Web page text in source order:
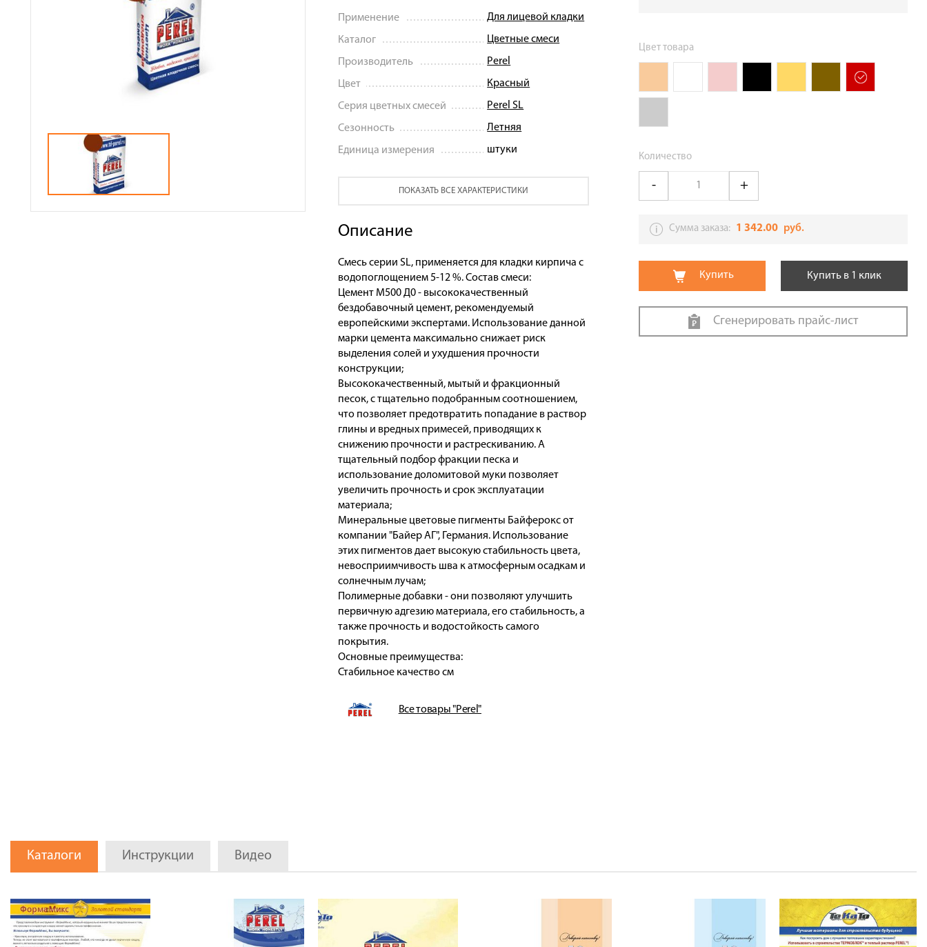
Применение Для лицевой кладки
Каталог Цветные смеси
Производитель Perel
Цвет Красный
Серия цветных смесей Perel SL
Сезонность Летняя
Единица измерения штуки
ПОКАЗАТЬ ВСЕ ХАРАКТЕРИСТИКИ
Описание
Смесь серии SL, применяется для кладки кирпича с
водопоглощением 5-12 %. Состав смеси:
Цемент М500 Д0 - высококачественный
бездобавочный цемент, рекомендуемый
европейскими экспертами. Использование данной
марки цемента максимально снижает риск
выделения солей и ухудшения прочности
конструкции;
Высококачественный, мытый и фракционный
песок, с тщательно подобранным соотношением,
что позволяет предотвратить попадание в раствор
глины и вредных примесей, приводящих к
снижению прочности и растрескиванию. А
тщательный подбор фракции песка и
использование доломитовой муки позволяет
увеличить прочность и срок эксплуатации
материала;
Минеральные цветовые пигменты Байферокс от
компании "Байер АГ", Германия. Использование
этих пигментов дает высокую стабильность цвета,
невосприимчивость шва к атмосферным осадкам и
солнечным лучам;
Полимерные добавки - они позволяют улучшить
первичную адгезию материала, его стабильность, а
также прочность и водостойкость самого
покрытия.
Основные преимущества:
Стабильное качество см
Все товары "Perel"
Цвет товара
Количество
Сумма заказа: 1 342.00руб.
Купить Купить в 1 клик
Сгенерировать прайс-лист
Каталоги Инструкции Видео